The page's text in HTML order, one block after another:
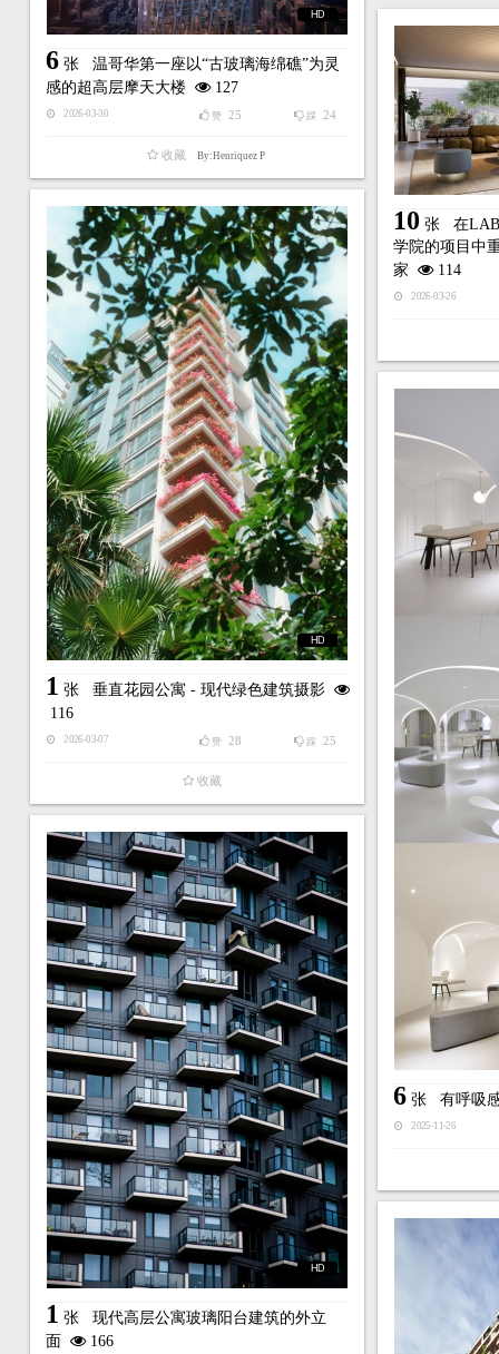
HD
6张 温哥华第一座以“古玻璃海绵礁”为灵
感的超高层摩天大楼
127
2026-03-30 踩 24
赞 25
收藏 By:Henriquez P
10 张 在
学院的项目中
家
114
2026-03-26
HD
1 张 垂直花园公寓 - 现代绿色建筑摄影
116
2026-03-07 踩 25
赞 28
收藏
6张 有呼吸
2025-11-26
HD
1 张 现代高层公寓玻璃阳台建筑的外立
面
166